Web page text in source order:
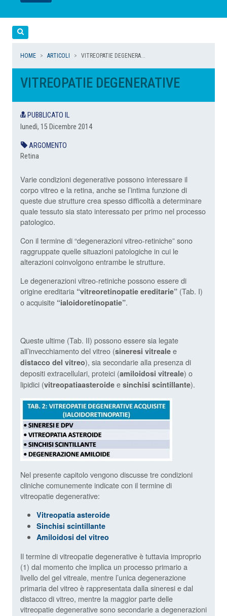
LEGGI
LEGGI
LEGGI
LEGGI
HOME ARTICOLI VITREOPATIE DEGENERA...
VITREOPATIE DEGENERATIVE
PUBBLICATO IL
lunedì, 15 Dicembre 2014
ARGOMENTO
Retina
Varie condizioni degenerative possono interessare il
corpo vitreo e la retina, anche se l’intima funzione di
queste due strutture crea spesso difficoltà a determinare
quale tessuto sia stato interessato per primo nel processo
patologico.
Con il termine di “degenerazioni vitreo-retiniche” sono
raggruppate quelle situazioni patologiche in cui le
alterazioni coinvolgono entrambe le strutture.
Le degenerazioni vitreo-retiniche possono essere di
origine ereditaria “vitreoretinopatie ereditarie” (Tab. I)
o acquisite “ialoidoretinopatie”.
Queste ultime (Tab. II) possono essere sia legate
all’invecchiamento del vitreo (sineresi vitreale e
distacco del vitreo), sia secondarie alla presenza di
depositi extracellulari, proteici (amiloidosi vitreale) o
lipidici (vitreopatiaasteroide e sinchisi scintillante).
Nel presente capitolo vengono discusse tre condizioni
cliniche comunemente indicate con il termine di
vitreopatie degenerative:
Vitreopatia asteroide
Sinchisi scintillante
Amiloidosi del vitreo
Il termine di vitreopatie degenerative è tuttavia improprio
(1) dal momento che implica un processo primario a
livello del gel vitreale, mentre l’unica degenerazione
primaria del vitreo è rappresentata dalla sineresi e dal
distacco di vitreo, mentre la maggior parte delle
vitreopatie degenerative sono secondarie a degenerazioni